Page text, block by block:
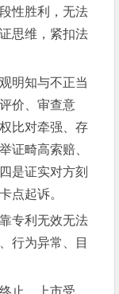
性胜利，无法
思维，紧扣法
明知与不正当
价、审查意
比对牵强、存
证畸高索赔、
是证实对方刻
点起诉。
专利无效无法
行为异常、目
止、上市受